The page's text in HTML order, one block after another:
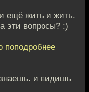
ещё жить и жить.
эти вопросы? :)
поподробнее
и видишь